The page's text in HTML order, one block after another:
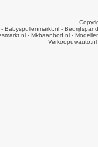
- Babyspullenmarkt.nl -
- Mkbaanbod.nl -
Verkoopuwauto.nl